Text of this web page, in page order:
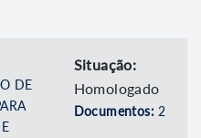
DE
Situação:
Homologado
Documentos: 2